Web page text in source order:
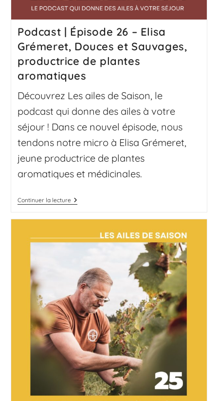
Podcast | Épisode 26 – Elisa
Grémeret, Douces et Sauvages,
productrice de plantes
aromatiques
Découvrez Les ailes de Saison, le
podcast qui donne des ailes à votre
séjour ! Dans ce nouvel épisode, nous
tendons notre micro à Elisa Grémeret,
jeune productrice de plantes
aromatiques et médicinales.
Continuer la lecture